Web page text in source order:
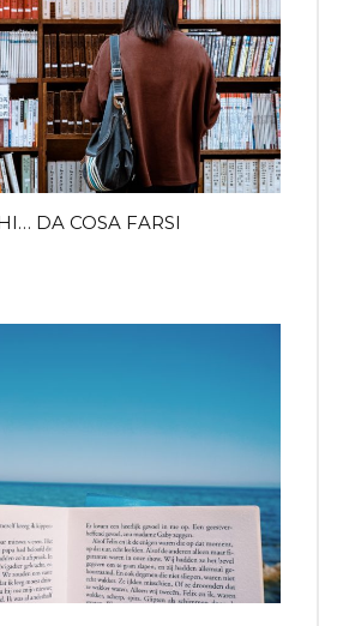
DA COSA FARSI